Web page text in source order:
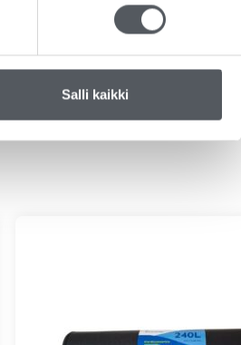
Salli kaikki
sisältö olisi kosteaa.
haitallisia jäämiä. Näin ne tukevat
Bioskan tuet kotimaista osaamista